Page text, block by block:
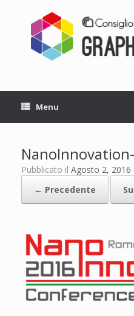
Menu
Pubblicato il Agosto 2, 2016
← Precedente